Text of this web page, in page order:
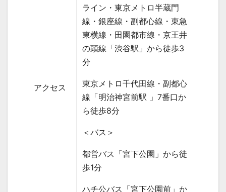
アクセス
ライン・東京メトロ半蔵門
線・銀座線・副都心線・東急
東横線・田園都市線・京王井
の頭線「渋谷駅」から徒歩3
分
東京メトロ千代田線・副都心
線「明治神宮前駅 」7番口か
ら徒歩8分
＜バス＞
都営バス「宮下公園」から徒
歩1分
ハチ公バス「宮下公園前」か